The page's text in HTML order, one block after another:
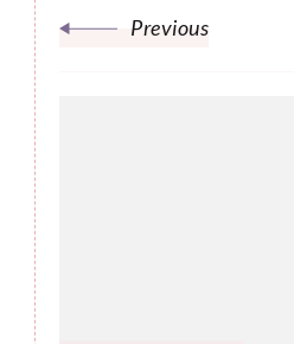
Previous